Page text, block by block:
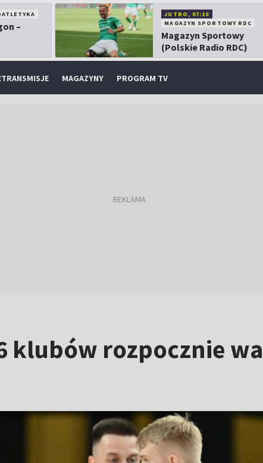
–
JUTRO, 07:10
MAGAZYN SPORTOWY RDC
Magazyn Sportowy
(Polskie Radio RDC)
MAGAZYNY PROGRAM TV
klubów rozpocznie